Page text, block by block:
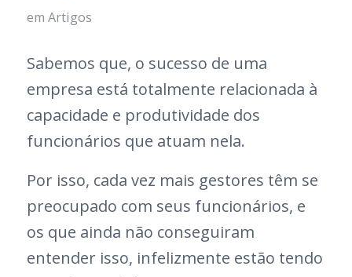
em Artigos
Sabemos que, o sucesso de uma
empresa está totalmente relacionada à
capacidade e produtividade dos
funcionários que atuam nela.
Por isso, cada vez mais gestores têm se
preocupado com seus funcionários, e
os que ainda não conseguiram
entender isso, infelizmente estão tendo